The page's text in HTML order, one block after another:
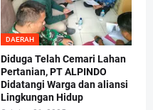
DAERAH
Diduga Telah Cemari Lahan
Pertanian, PT ALPINDO
Didatangi Warga dan aliansi
Lingkungan Hidup